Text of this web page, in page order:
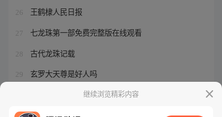
26 王鹤棣人民日报
27 七龙珠第一部免费完整版在线观看
28 古代龙珠记载
29 玄罗大天尊是好人吗
道界天下道尊结局是he吗
继续浏览精彩内容